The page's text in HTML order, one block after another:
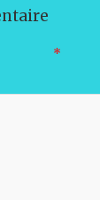
pas publiée.
avec *